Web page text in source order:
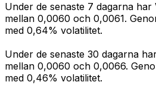
Under de senaste 7 dagarna har
mellan 0,0060 och 0,0061.
med 0,64% volatilitet.
Under de senaste 30 dagarna
mellan 0,0060 och 0,0066.
med 0,46% volatilitet.